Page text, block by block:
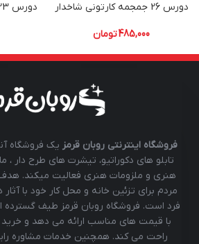
دورس 26 جمجمه کارتونی شاخدار
485,000تومان
فروشگاه اینترنتی روبان قرمز یک فروشگاه
تابلو های دکوراتیو، تیشرت های طرح دار ،
هنری و ملزومات هنری فعالیت میکند.
مردم برای تزئین خانه و محل کار خود با
فرد است. فروشگاه روبان قرمز طیف گسترده
با قیمت های مناسب ارائه می دهد و خرید
راحت می کند. همچنین خدمات مشاوره